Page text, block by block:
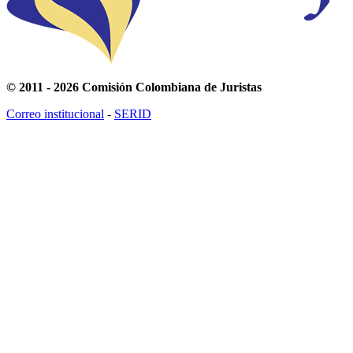
© 2011 - 2026 Comisión Colombiana de Juristas
Correo institucional - SERID